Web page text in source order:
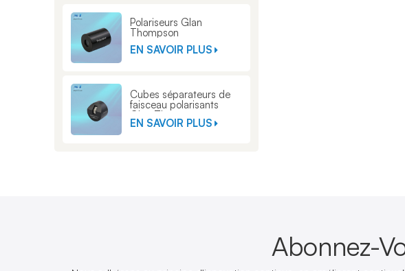
Polariseurs Glan
Thompson
EN SAVOIR PLUS
Cubes séparateurs de
faisceau polarisants
Glan Thompson
EN SAVOIR PLUS
Abonnez-